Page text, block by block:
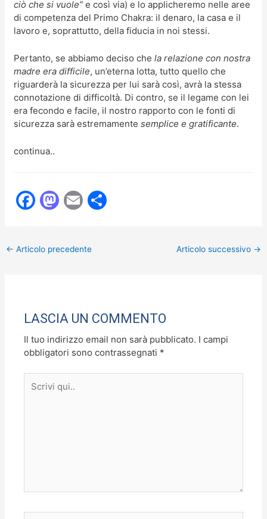
ciò che si vuole” e così via) e lo applicheremo nelle aree
di competenza del Primo Chakra: il denaro, la casa e il
lavoro e, soprattutto, della fiducia in noi stessi.
Pertanto, se abbiamo deciso chela relazione con nostra
madre era difficile, un’eterna lotta, tutto quello che
riguarderà la sicurezza per lui sarà così, avrà la stessa
connotazione di difficoltà. Di contro, se il legame con lei
era fecondo e facile, il nostro rapporto con le fonti di
sicurezza sarà estremamentesemplice e gratificante.
continua..
F
e
o
k
M
o
n
E
l
← Articolo precedente Articolo successivo →
LASCIA UN COMMENTO
Il tuo indirizzo email non sarà pubblicato. I campi
obbligatori sono contrassegnati *
qui..